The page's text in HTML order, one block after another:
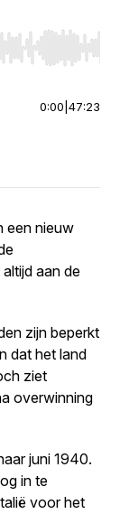
End to jump to
0:00 47:23
een nieuw
aan de
zijn beperkt
dat het land
ziet
overwinning
juni 1940.
in te
voor het